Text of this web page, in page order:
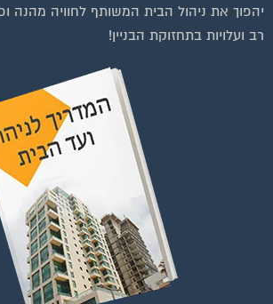
יהפוך את ניהול הבית המשותף לחוויה מהנה
רב ועלויות בתחזוקת הבניין!
וועדי בתים ודיירים
הצטרפו עכשיו לקבוצת
הגדולה בישראל
הנותנת מענה לבעיות
הדיור בבית המשותף!!!